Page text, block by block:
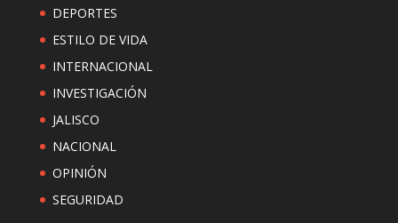
DEPORTES
ESTILO DE VIDA
INTERNACIONAL
INVESTIGACIÓN
JALISCO
NACIONAL
OPINIÓN
SEGURIDAD